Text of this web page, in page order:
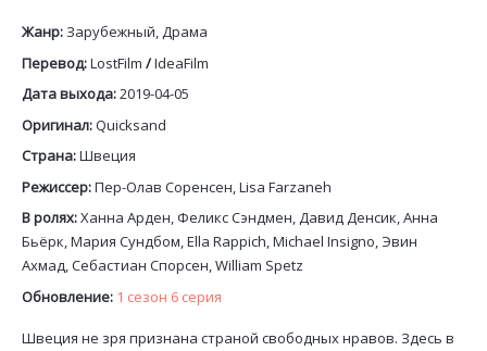
Жанр: Зарубежный, Драма
Перевод:LostFilm /IdeaFilm
Дата выхода:2019-04-05
Оригинал:Quicksand
Страна:Швеция
Режиссер:Пер-Олав Соренсен, Lisa Farzaneh
В ролях:Ханна Арден, Феликс Сэндмен, Давид Денсик, Анна
Бьёрк, Мария Сундбом, Ella Rappich, Michael Insigno, Эвин
Ахмад, Себастиан Спорсен, William Spetz
Обновление: 1 сезон 6 серия
Швеция не зря признана страной свободных нравов. Здесь в